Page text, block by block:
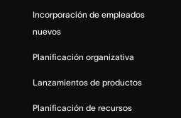
Incorporación de empleados
nuevos
Planificación organizativa
Lanzamientos de productos
Planificación de recursos